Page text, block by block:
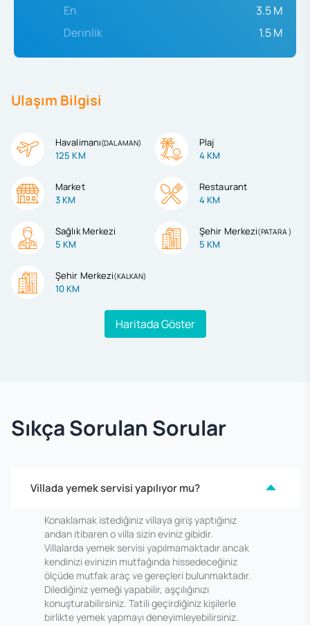
En
3.5 M
Derinlik
1.5 M
Ulaşım Bilgisi
Havalimanı(DALAMAN)
125 KM
Plaj
4 KM
Market
3 KM
Restaurant
4 KM
Sağlık Merkezi
5 KM
Şehir Merkezi(PATARA)
5 KM
Şehir Merkezi(KALKAN)
10 KM
Haritada Göster
Sıkça Sorulan Sorular
Villada yemek servisi yapılıyor mu?
Konaklamak istediğiniz villaya giriş yaptığınız
andan itibaren o villa sizin eviniz gibidir.
Villalarda yemek servisi yapılmamaktadır ancak
kendinizi evinizin mutfağında hissedeceğiniz
ölçüde mutfak araç ve gereçleri bulunmaktadır.
Dilediğiniz yemeği yapabilir, aşçılığınızı
konuşturabilirsiniz. Tatili geçirdiğiniz kişilerle
birlikte yemek yapmayı deneyimleyebilirsiniz.